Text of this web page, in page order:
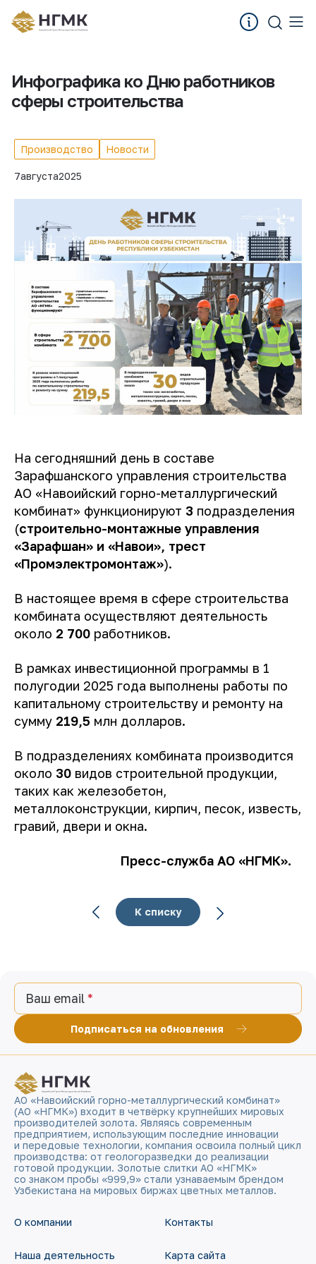
Инфографика ко Дню работников
сферы строительства
Производство Новости
7августа2025
На сегодняшний день в составе
Зарафшанского управления строительства
АО «Навоийский горно-металлургический
комбинат» функционируют 3 подразделения
(строительно-монтажные управления
«Зарафшан» и «Навои», трест
«Промэлектромонтаж»).
В настоящее время в сфере строительства
комбината осуществляют деятельность
около 2 700 работников.
В рамках инвестиционной программы в 1
полугодии 2025 года выполнены работы по
капитальному строительству и ремонту на
сумму 219,5 млн долларов.
В подразделениях комбината производится
около 30 видов строительной продукции,
таких как железобетон,
металлоконструкции, кирпич, песок, известь,
гравий, двери и окна.
Пресс-служба АО «НГМК».
К списку
Ваш email
Подписаться на обновления
АО «Навоийский горно-металлургический комбинат»
(АО «НГМК») входит в четвёрку крупнейших мировых
производителей золота. Являясь современным
предприятием, использующим последние инновации
и передовые технологии, компания освоила полный цикл
производства: от геологоразведки до реализации
готовой продукции. Золотые слитки АО «НГМК»
со знаком пробы «999,9» стали узнаваемым брендом
Узбекистана на мировых биржах цветных металлов.
О компании
Наша деятельность
Контакты
Карта сайта